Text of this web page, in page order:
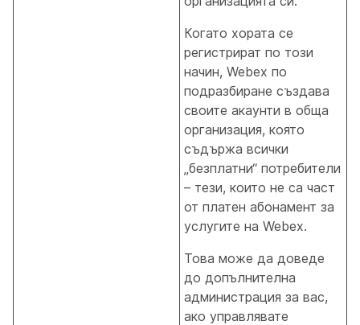
Когато хората се
регистрират по този
начин, Webex по
подразбиране създава
своите акаунти в обща
организация, която
съдържа всички
„безплатни“ потребители
– тези, които не са част
от платен абонамент за
услугите на Webex.
Това може да доведе
до допълнителна
администрация за вас,
ако управлявате